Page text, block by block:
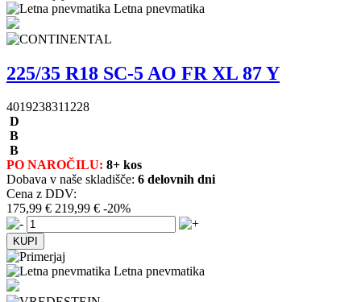
Letna pnevmatika
225/35 R18 SC-5 AO FR XL 87 Y
4019238311228
D
B
B
PO NAROČILU: 8+ kos
Dobava v naše skladišče: 6 delovnih dni
Cena z DDV:
175,99 € 219,99 € -20%
Letna pnevmatika